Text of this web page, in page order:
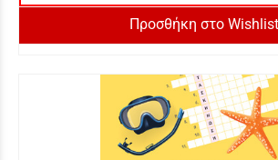
Προσθήκη στο Wishlist